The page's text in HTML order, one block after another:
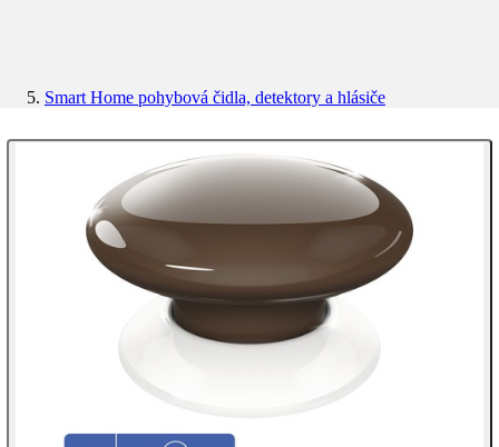
Smart Home pohybová čidla, detektory a hlásiče